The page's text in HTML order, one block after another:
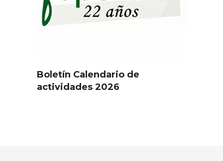
Boletín Calendario de
actividades 2026